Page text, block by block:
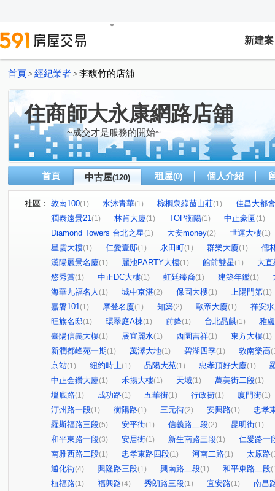
新建案
首頁 > 經紀業者 > 李馥竹的店舖
住商師大永康網路店舖
~成交才是服務的開始~
首頁 中古屋(120) 租屋(0) 個人介紹
社區： 敦南100(1) 水沐青華(1) 棕櫚泉綠茵山莊(1)
佳昌大都
潤泰遠景21(1) 林肯大廈(1) TOP衡陽(1) 中正豪園(1)
Diamond Towers 台北之星(1) 大安money(2) 世運大樓(1)
星雲大樓(1) 仁愛壹邸(1) 永田町(1) 群樂大廈(1)
儒
漢陽麗景名廈(1) 麗池PARTY大樓(1) 館前雙星(1)
大
悠秀賞(1) 中正DC大樓(1) 虹廷臻裔(1) 建築年鑑(1)
海華九福名人 (1) 城中京湛(2) 保固大樓(1) 上陽門第(1)
嘉磐101(1) 摩登名廈(1) 知築(2) 歐帝大廈(1)
祥安
旺族名邸(1) 環翠庭A棟(1) 前鋒(1) 台北晶麒(1)
雅
臺陽信義大樓(1) 展宜麗水(1) 西園吉祥(1) 東方大樓(1)
新潤都峰苑一期(1) 萬澤大地(1) 碧湖四季(1) 敦南樂高
京站(1) 紐約時上(1) 品陽大苑(1) 忠孝頂好大廈(1)
中正金鑽大廈(1) 禾揚大樓(1) 天域(1) 萬美街二段(1)
塭底路(1) 成功路(1) 五華街(1) 行政街(1) 廈門街(1)
汀州路一段(1) 衡陽路(1) 三元街(2) 安興路(1)
忠孝
羅斯福路三段(5) 安平街(1) 信義路二段(2) 昆明街(1)
和平東路一段(3) 安居街(1) 新生南路三段(1)
仁愛路一
南雅西路二段(1) 忠孝東路四段(1) 河南二路(1) 太原路
通化街(4) 興隆路三段(1) 興南路二段(1) 和平東路二段
植福路(1) 福興路(4) 秀朗路三段(1) 宜安路(1)
南昌